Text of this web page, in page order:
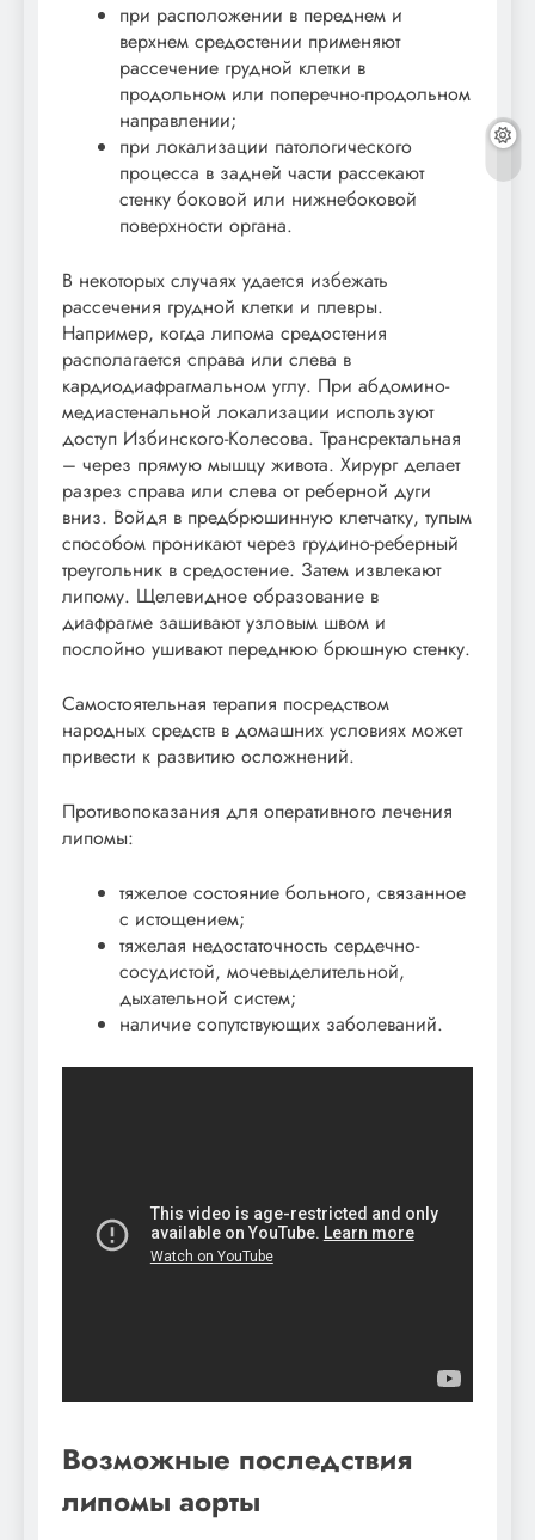
при расположении в переднем и
верхнем средостении применяют
рассечение грудной клетки в
продольном или поперечно-продольном
направлении;
при локализации патологического
процесса в задней части рассекают
стенку боковой или нижнебоковой
поверхности органа.
В некоторых случаях удается избежать
рассечения грудной клетки и плевры.
Например, когда липома средостения
располагается справа или слева в
кардиодиафрагмальном углу. При абдомино-
медиастенальной локализации используют
доступ Избинского-Колесова. Трансректальная
– через прямую мышцу живота. Хирург делает
разрез справа или слева от реберной дуги
вниз. Войдя в предбрюшинную клетчатку, тупым
способом проникают через грудино-реберный
треугольник в средостение. Затем извлекают
липому. Щелевидное образование в
диафрагме зашивают узловым швом и
послойно ушивают переднюю брюшную стенку.
Самостоятельная терапия посредством
народных средств в домашних условиях может
привести к развитию осложнений.
Противопоказания для оперативного лечения
липомы:
тяжелое состояние больного, связанное
с истощением;
тяжелая недостаточность сердечно-
сосудистой, мочевыделительной,
дыхательной систем;
наличие сопутствующих заболеваний.
Возможные последствия
липомы аорты